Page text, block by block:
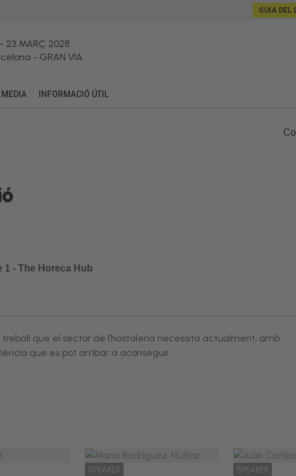
GUIA DEL
23 MARÇ 2028
- GRAN VIA
MEDIA INFORMACIÓ ÚTIL
1 - The Horeca Hub
que el sector de l’hostaleria necessita actualment, amb
que es pot arribar a aconseguir.
SPEAKER SPEAKER